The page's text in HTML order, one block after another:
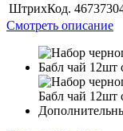
ШтрихКод.
Смотреть описание